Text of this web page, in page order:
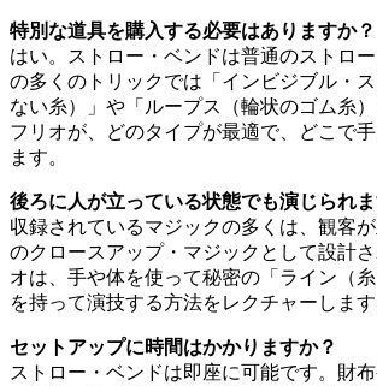
特別な道具を購入する必要はありますか？
はい。ストロー・ベンドは普通のストロ
の多くのトリックでは「インビジブル・
ない糸）」や「ループス（輪状のゴム糸）
フリオが、どのタイプが最適で、どこで
ます。
後ろに人が立っている状態でも演じられま
収録されているマジックの多くは、観客
のクロースアップ・マジックとして設計
オは、手や体を使って秘密の「ライン（
を持って演技する方法をレクチャーします
セットアップに時間はかかりますか？
ストロー・ベンドは即座に可能です。財